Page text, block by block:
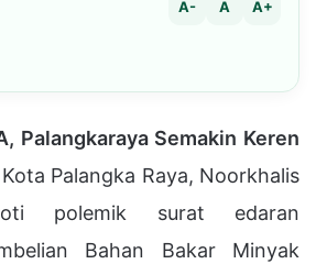
A- A A+
Palangkaraya Semakin Keren
Palangka Raya, Noorkhalis
polemik surat edaran
Bahan Bakar Minyak